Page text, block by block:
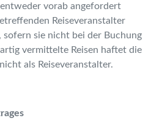
vorab angefordert
Reiseveranstalter
sie nicht bei der Buchung
vermittelte Reisen haftet die
als Reiseveranstalter.